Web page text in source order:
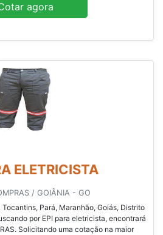
agora
ELETRICISTA
/ GOIÂNIA - GO
Pará, Maranhão, Goiás, Distrito
por EPI para eletricista, encontrará
Solicitando uma cotação na maior